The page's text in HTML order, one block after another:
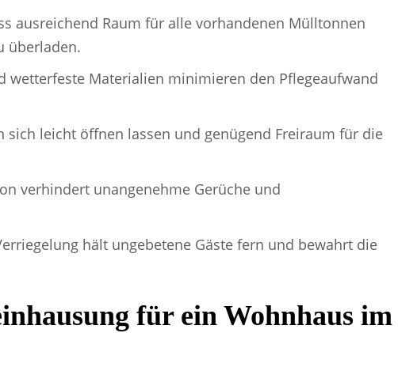
ausreichend Raum für alle vorhandenen Mülltonnen
überladen.
wetterfeste Materialien minimieren den Pflegeaufwand
sich leicht öffnen lassen und genügend Freiraum für die
verhindert unangenehme Gerüche und
hält ungebetene Gäste fern und bewahrt die
für ein Wohnhaus im